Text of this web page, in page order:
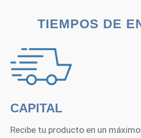
TIEMPOS DE
CAPITAL
Recibe tu producto en un